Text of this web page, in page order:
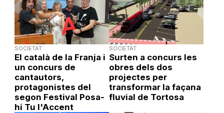
SOCIETAT
El català de la Franja i
un concurs de
cantautors,
protagonistes del
segon Festival Posa-
hi Tu l'Accent
SOCIETAT
Surten a concurs les
obres dels dos
projectes per
transformar la façana
fluvial de Tortosa